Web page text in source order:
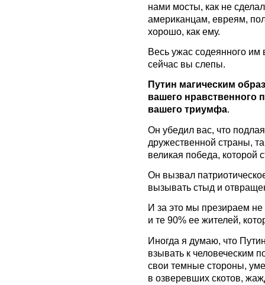
нами мосты, как не
американцам, евреям,
хорошо, как ему.
Весь ужас содеянного им
сейчас вы слепы.
Путин магическим
вашего нравственного
вашего триумфа.
Он убедил вас, что
дружественной страны,
великая победа, которой
Он вызвал
вызывать стыд и
И за это мы презираем
и те 90% ее жителей,
Иногда я думаю, что
взывать к человеческим
свои темные стороны,
в озверевших скотов,